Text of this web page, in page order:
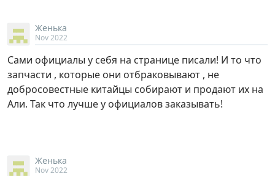
Женька
Nov 2022
Сами официалы у себя на странице писали! И то что
запчасти , которые они отбраковывают , не
добросовестные китайцы собирают и продают их на
Али. Так что лучше у официалов заказывать!
Женька
Nov 2022